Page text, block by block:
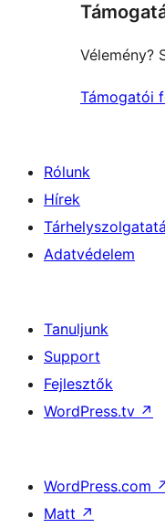
Vélemény?
Támogatói
Rólunk
Hírek
Adatvédelem
Tanuljunk
Support
Fejlesztők
WordPress.tv ↗
WordPress.com
Matt ↗